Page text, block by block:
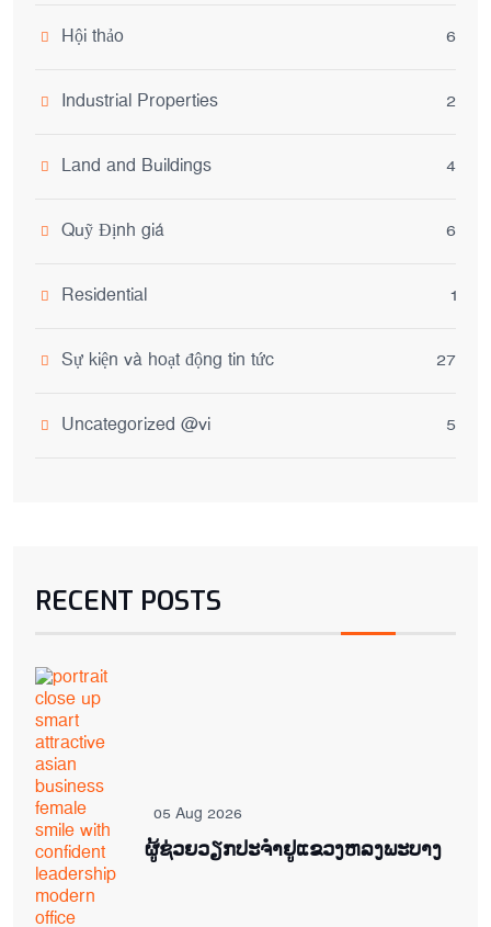
Hội thảo 6
Industrial Properties 2
Land and Buildings 4
Quỹ Định giá 6
Residential 1
Sự kiện và hoạt động tin tức 27
Uncategorized @vi 5
RECENT POSTS
05 Aug 2026
ຜູ້ຊ່ວຍ​ວຽກປະ​ຈຳ​ຢູ​​ແຂວງຫລງ​ພະ​ບາງ